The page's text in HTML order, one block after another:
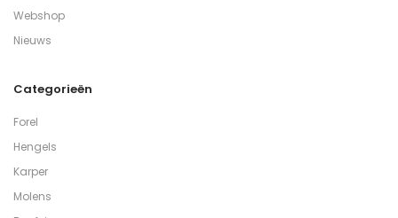
Webshop
Nieuws
Categorieën
Forel
Hengels
Karper
Molens